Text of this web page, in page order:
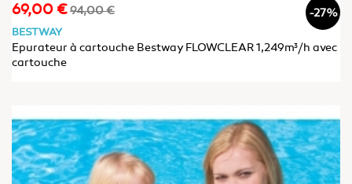
Prix
69,00 €Prix
94,00 € -27%
BESTWAY
Epurateur à cartouche Bestway FLOWCLEAR 1,249m³/h avec
cartouche